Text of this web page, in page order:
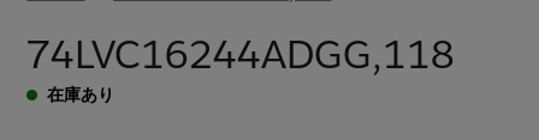
74LVC16244ADGG,118
在庫あり